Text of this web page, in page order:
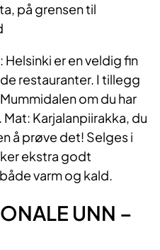
på grensen til
Helsinki er en veldig fin
restauranter. I tillegg
om du har
Karjalanpiirakka, du
å prøve det! Selges i
ekstra godt
varm og kald.
UNN –